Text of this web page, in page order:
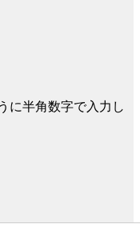
に半角数字で入力し